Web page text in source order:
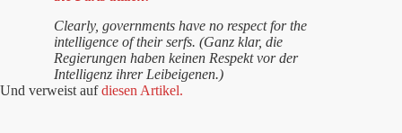
Clearly, governments have no respect for the
intelligence of their serfs. (Ganz klar, die
Regierungen haben keinen Respekt vor der
Intelligenz ihrer Leibeigenen.)
Und verweist aufdiesen Artikel.